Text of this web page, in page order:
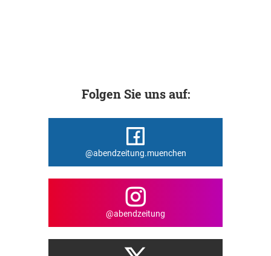
Folgen Sie uns auf:
@abendzeitung.muenchen
@abendzeitung